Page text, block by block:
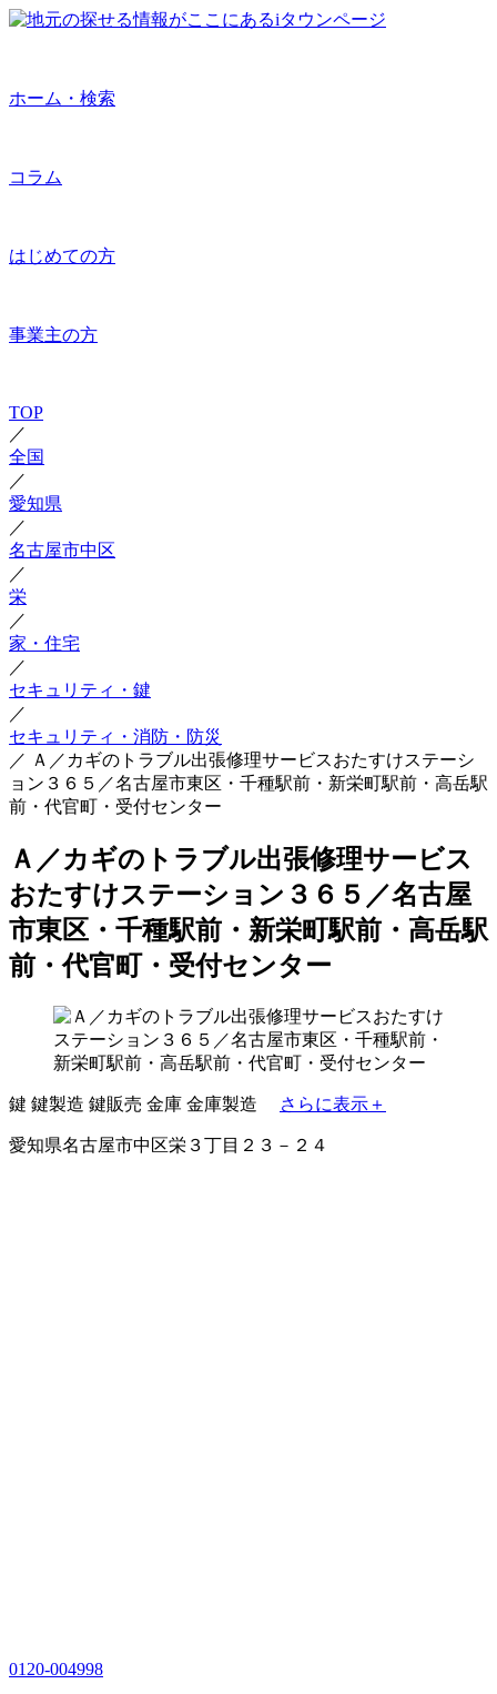
ホーム・検索
コラム
はじめての方
事業主の方
TOP
／
全国
／
愛知県
／
名古屋市中区
／
栄
／
家・住宅
／
セキュリティ・鍵
／
セキュリティ・消防・防災
／ Ａ／カギのトラブル出張修理サービスおたすけステーシ
ョン３６５／名古屋市東区・千種駅前・新栄町駅前・高岳駅
前・代官町・受付センター
Ａ／カギのトラブル出張修理サービス
おたすけステーション３６５／名古屋
市東区・千種駅前・新栄町駅前・高岳駅
前・代官町・受付センター
鍵 鍵製造 鍵販売 金庫 金庫製造 さらに表示＋
愛知県名古屋市中区栄３丁目２３－２４
0120-004998